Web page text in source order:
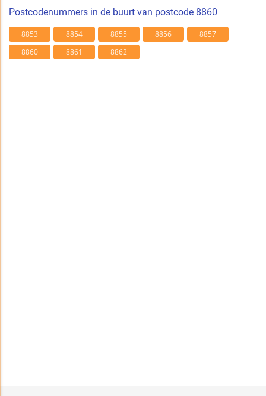
Postcodenummers in de buurt van postcode 8860
8853 8854 8855 8856
8857
8860
8861 8862